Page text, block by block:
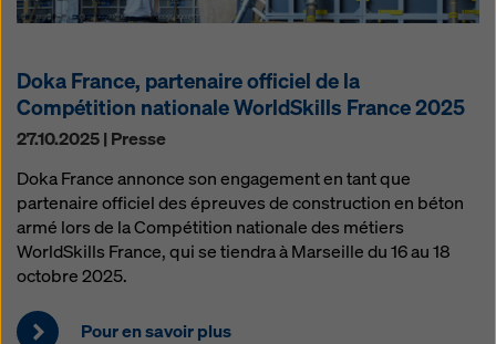
Doka France, partenaire officiel de la
Compétition nationale WorldSkills France 2025
27.10.2025 | Presse
Doka France annonce son engagement en tant que
partenaire officiel des épreuves de construction en béton
armé lors de la Compétition nationale des métiers
WorldSkills France, qui se tiendra à Marseille du 16 au 18
octobre 2025.
Pour en savoir plus